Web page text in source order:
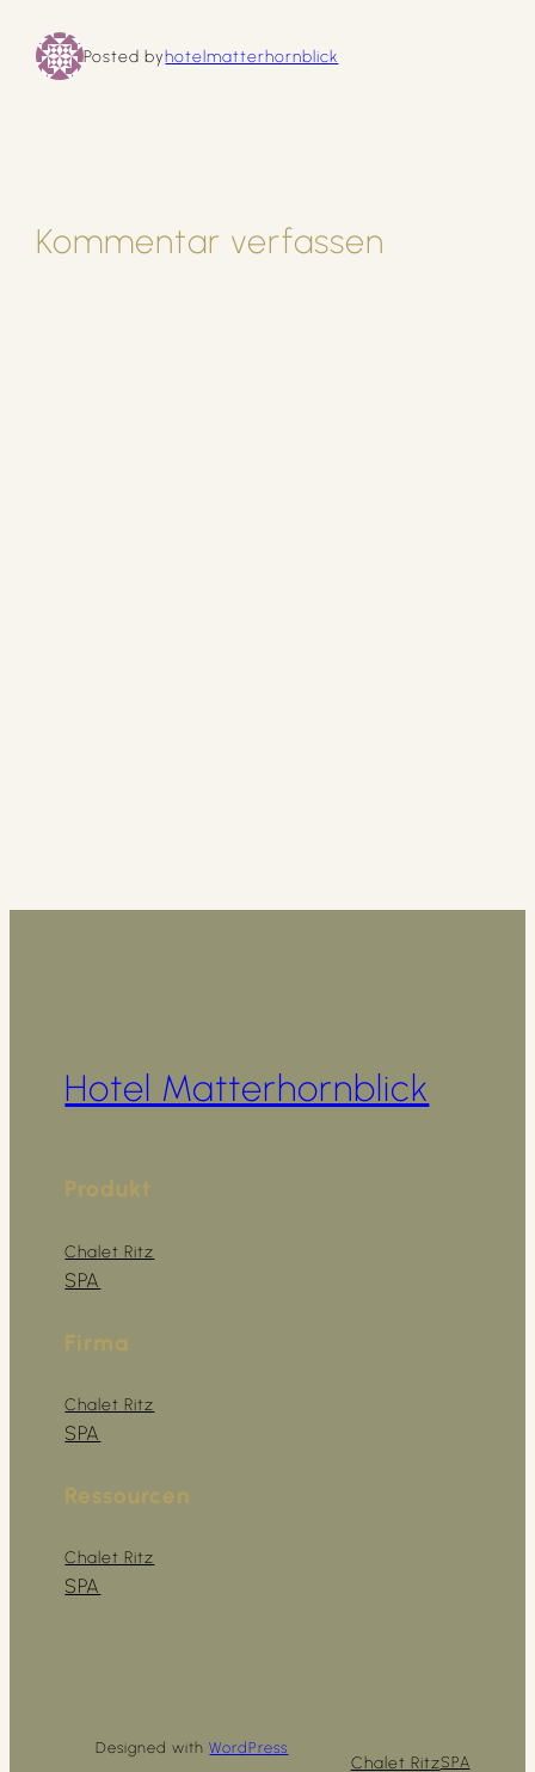
Posted byhotelmatterhornblick
Kommentar verfassen
Hotel Matterhornblick
Produkt
Chalet Ritz
SPA
Firma
Chalet Ritz
SPA
Ressourcen
Chalet Ritz
SPA
Designed withWordPress
Chalet RitzSPA